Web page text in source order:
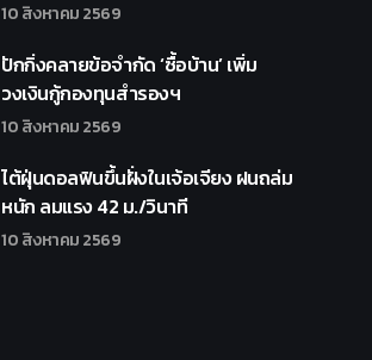
10 สิงหาคม 2569
ปักกิ่งคลายข้อจำกัด ‘ซื้อบ้าน’ เพิ่ม
วงเงินกู้กองทุนสำรองฯ
10 สิงหาคม 2569
ไต้ฝุ่นดอลฟินขึ้นฝั่งในเจ้อเจียง ฝนถล่ม
หนัก ลมแรง 42 ม./วินาที
10 สิงหาคม 2569